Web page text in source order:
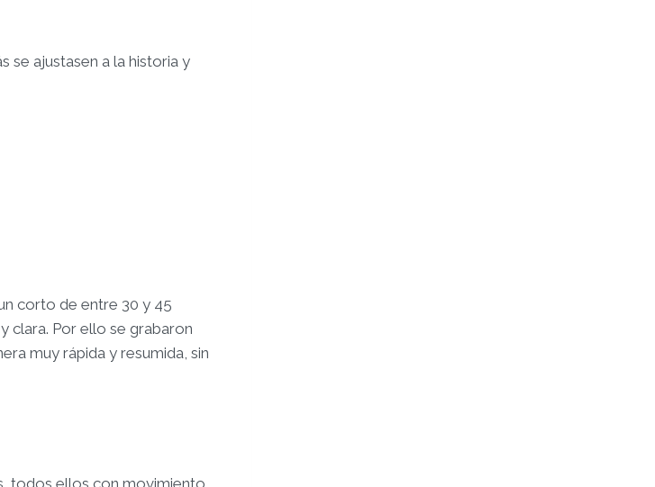
se ajustasen a la historia y
corto de entre 30 y 45
clara. Por ello se grabaron
muy rápida y resumida, sin